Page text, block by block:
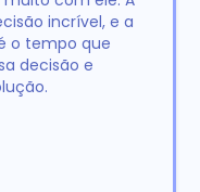
incrível, e a
o tempo que
decisão e